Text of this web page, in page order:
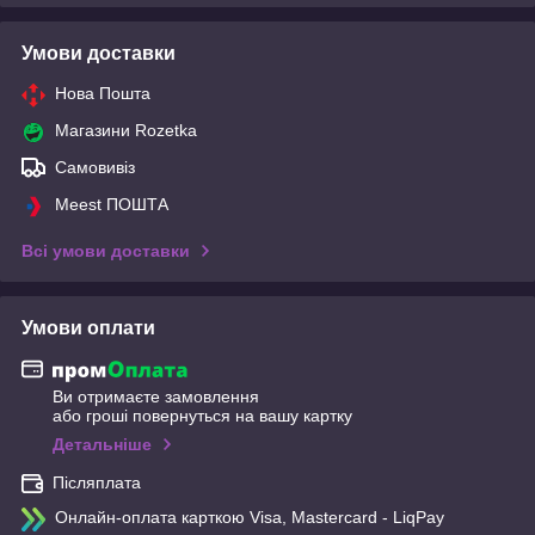
Умови доставки
Нова Пошта
Магазини Rozetka
Самовивіз
Meest ПОШТА
Всі умови доставки
Умови оплати
Ви отримаєте замовлення
або гроші повернуться на вашу картку
Детальніше
Післяплата
Онлайн-оплата карткою Visa, Mastercard - LiqPay